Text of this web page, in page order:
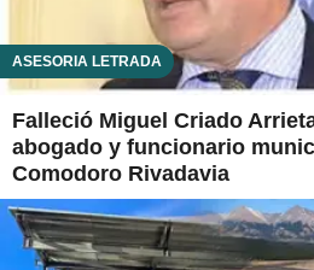
ASESORÍA LETRADA
Falleció Miguel Criado
abogado y funcionario
Comodoro Rivadavia